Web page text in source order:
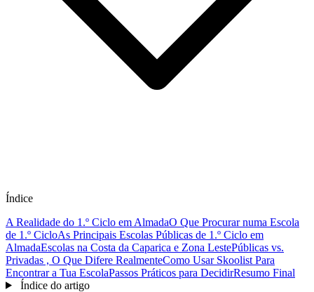
Índice
A Realidade do 1.º Ciclo em AlmadaO Que Procurar numa Escola
de 1.º CicloAs Principais Escolas Públicas de 1.º Ciclo em
AlmadaEscolas na Costa da Caparica e Zona LestePúblicas vs.
Privadas , O Que Difere RealmenteComo Usar Skoolist Para
Encontrar a Tua EscolaPassos Práticos para DecidirResumo Final
Índice do artigo